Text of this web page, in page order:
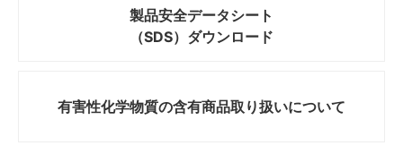
製品安全データシート
（SDS）ダウンロード
有害性化学物質の含有商品取り扱いについて